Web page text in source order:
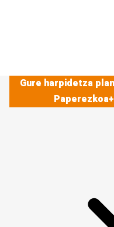
Gure harpidetza